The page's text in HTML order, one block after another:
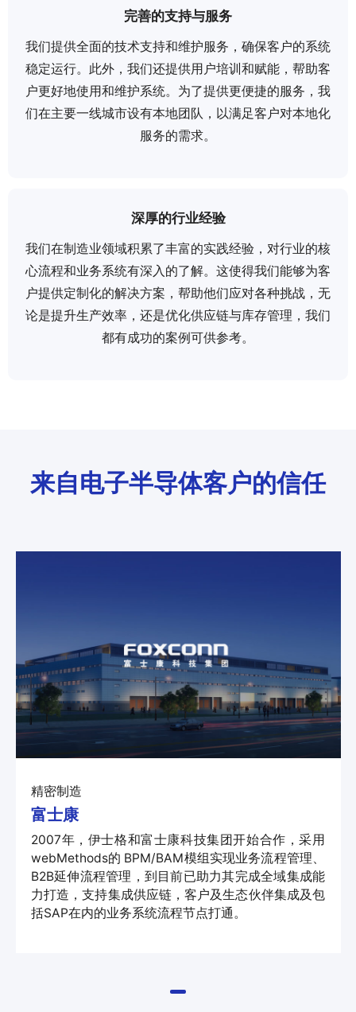
完善的支持与服务
我们提供全面的技术支持和维护服务，确保客户的系统
稳定运行。此外，我们还提供用户培训和赋能，帮助客
户更好地使用和维护系统。为了提供更便捷的服务，我
们在主要一线城市设有本地团队，以满足客户对本地化
服务的需求。
深厚的行业经验
我们在制造业领域积累了丰富的实践经验，对行业的核
心流程和业务系统有深入的了解。这使得我们能够为客
户提供定制化的解决方案，帮助他们应对各种挑战，无
论是提升生产效率，还是优化供应链与库存管理，我们
都有成功的案例可供参考。
来自电子半导体客户的信任
精密制造
富士康
2007年，伊士格和富士康科技集团开始合作，采用
webMethods的 BPM/BAM模组实现业务流程管理、
B2B延伸流程管理，到目前已助力其完成全域集成能
力打造，支持集成供应链，客户及生态伙伴集成及包
括SAP在内的业务系统流程节点打通。